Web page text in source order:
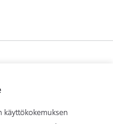
käyttökokemuksen